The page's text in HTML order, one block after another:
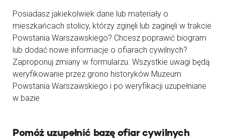
Posiadasz jakiekolwiek dane lub materiały o
mieszkańcach stolicy, którzy zginęli lub zaginęli w trakcie
Powstania Warszawskiego? Chcesz poprawić biogram
lub dodać nowe informacje o ofiarach cywilnych?
Zaproponuj zmiany w formularzu. Wszystkie uwagi będą
weryfikowanie przez grono historyków Muzeum
Powstania Warszawskiego i po weryfikacji uzupełniane
w bazie
Pomóż uzupełnić bazę ofiar cywilnych